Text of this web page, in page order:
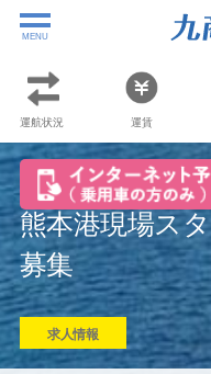
MENU
熊本港現場ス
募集
求人情報
運航状況 運賃